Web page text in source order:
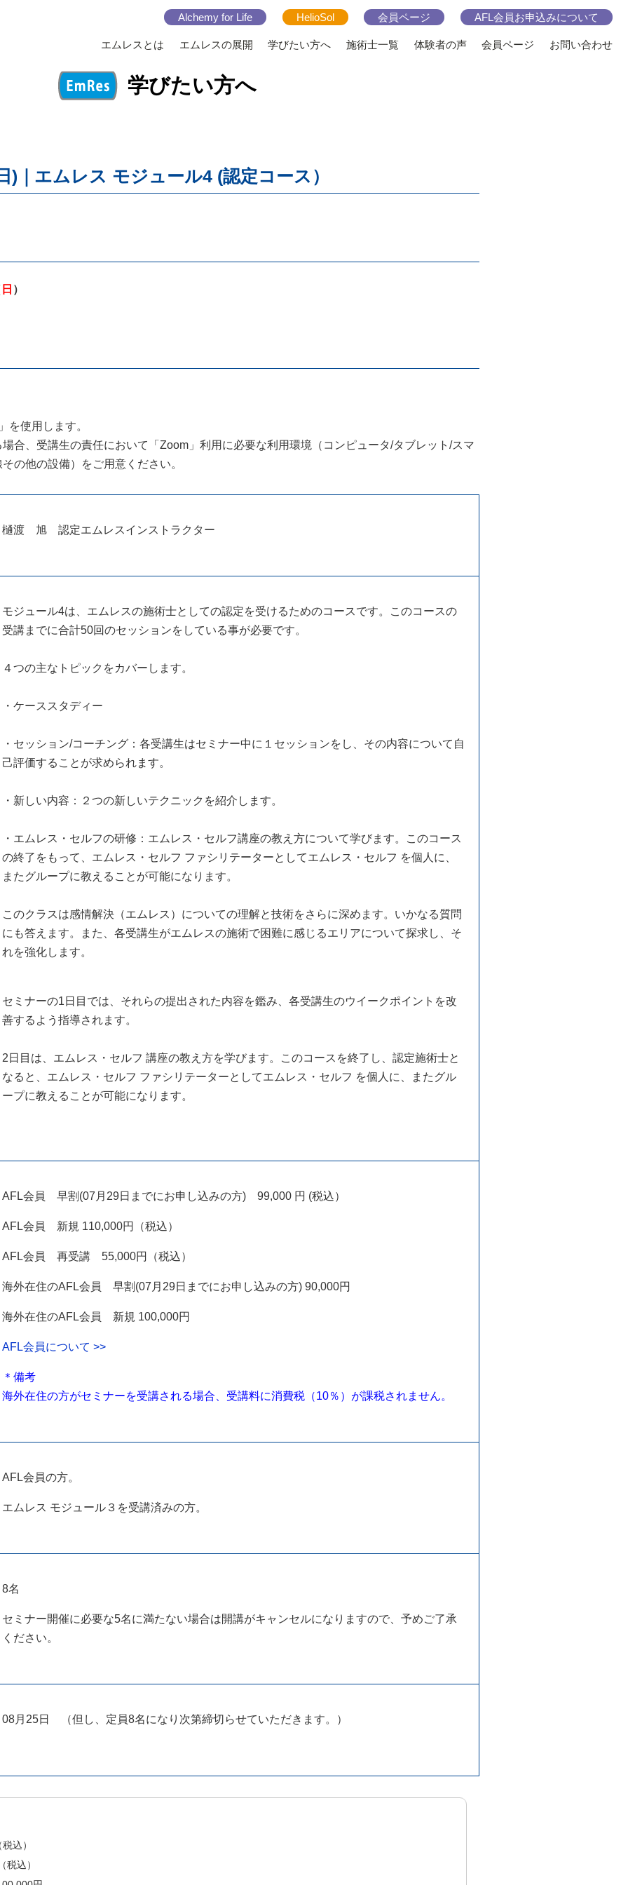
Alchemy for Life HelioSol 会員ページ AFL会員お申込みについて
エムレスとは エムレスの展開 学びたい方へ 施術士一覧 体験者の声 会員ページ お問い合わせ
学びたい方へ
)｜エムレス モジュール4 (認定コース）
日 ）
を使用します。
合、受講生の責任において「 Zoom 」利用に必要な利用環境（コンピュータ/タブレット/スマ
の他の設備）をご用意ください。
樋渡 旭 認定エムレスインストラクター
モジュール4は、エムレスの施術士としての認定を受けるためのコースです。このコースの
受講までに合計50回のセッションをしている事が必要です。
４つの主なトピックをカバーします。
・ケーススタディー
・セッション/コーチング：各受講生はセミナー中に１セッションをし、その内容について自
己評価することが求められます。
・新しい内容：２つの新しいテクニックを紹介します。
・エムレス・セルフの研修：エムレス・セルフ講座の教え方について学びます。このコース
の終了をもって、エムレス・セルフ ファシリテーターとしてエムレス・セルフ を個人に、
またグループに教えることが可能になります。
このクラスは感情解決（エムレス）についての理解と技術をさらに深めます。いかなる質問
にも答えます。また、各受講生がエムレスの施術で困難に感じるエリアについて探求し、そ
れを強化します。
セミナーの1日目では、それらの提出された内容を鑑み、各受講生のウイークポイントを改
善するよう指導されます。
2日目は、エムレス・セルフ 講座の教え方を学びます。このコースを終了し、認定施術士と
なると、エムレス・セルフ ファシリテーターとしてエムレス・セルフ を個人に、またグル
ープに教えることが可能になります。
AFL会員 早割(07月29日までにお申し込みの方) 99,000 円 (税込）
AFL会員 新規 110,000円（税込）
AFL会員 再受講 55,000円（税込）
海外在住のAFL会員 早割(07月29日までにお申し込みの方) 90,000円
海外在住のAFL会員 新規 100,000円
AFL会員について >>
＊備考
海外在住の方がセミナーを受講される場合、受講料に消費税（10％）が課税されません。
AFL会員の方。
エムレス モジュール３を受講済みの方。
8名
セミナー開催に必要な5名に満たない場合は開講がキャンセルになりますので、予めご了承
ください。
08月25日 （但し、 定員8名になり次第締切らせていただきます。）
税込）
税込）